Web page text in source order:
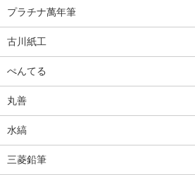
プラチナ萬年筆
古川紙工
ぺんてる
丸善
水縞
三菱鉛筆